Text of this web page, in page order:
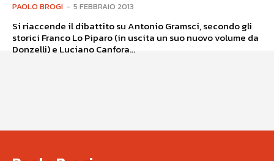
PAOLO BROGI - 5 FEBBRAIO 2013
Si riaccende il dibattito su Antonio Gramsci, secondo gli
storici Franco Lo Piparo (in uscita un suo nuovo volume da
Donzelli) e Luciano Canfora...